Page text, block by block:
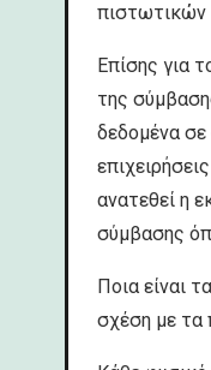
πιστωτικών
Επίσης για
της
δεδομένα σε
ανατεθεί η
σύμβασης
Ποια είναι
σχέση με τα